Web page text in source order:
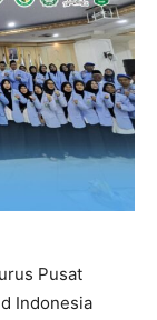
Pusat
Indonesia